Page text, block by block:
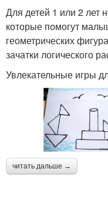
Для детей 1 или 2 лет
которые помогут
геометрических
зачатки логического
Увлекательные игры
читать дальше →